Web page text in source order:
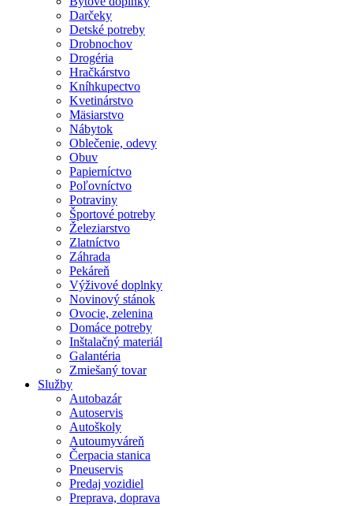
Darčeky
Detské potreby
Drobnochov
Drogéria
Hračkárstvo
Kníhkupectvo
Kvetinárstvo
Mäsiarstvo
Nábytok
Oblečenie, odevy
Obuv
Papierníctvo
Poľovníctvo
Potraviny
Športové potreby
Železiarstvo
Zlatníctvo
Záhrada
Pekáreň
Výživové doplnky
Novinový stánok
Ovocie, zelenina
Domáce potreby
Inštalačný materiál
Galantéria
Zmiešaný tovar
Služby
Autobazár
Autoservis
Autoškoly
Autoumyváreň
Čerpacia stanica
Pneuservis
Predaj vozidiel
Preprava, doprava